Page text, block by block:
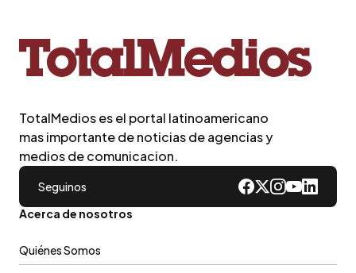
TotalMedios es el portal latinoamericano
mas importante de noticias de agencias y
medios de comunicacion.
Seguinos
Acerca de nosotros
Quiénes Somos